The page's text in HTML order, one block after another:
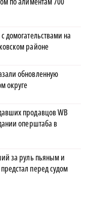
домогательствами на
районе
обновленную
округе
продавцов WB
оперштаба в
за руль пьяным и
перед судом